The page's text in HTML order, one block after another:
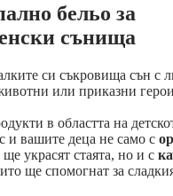
бельо за
сънища
си съкровища сън с
или приказни
в областта на
и вашите деца не само с
ще украсят стаята, но и с
ще спомогнат за